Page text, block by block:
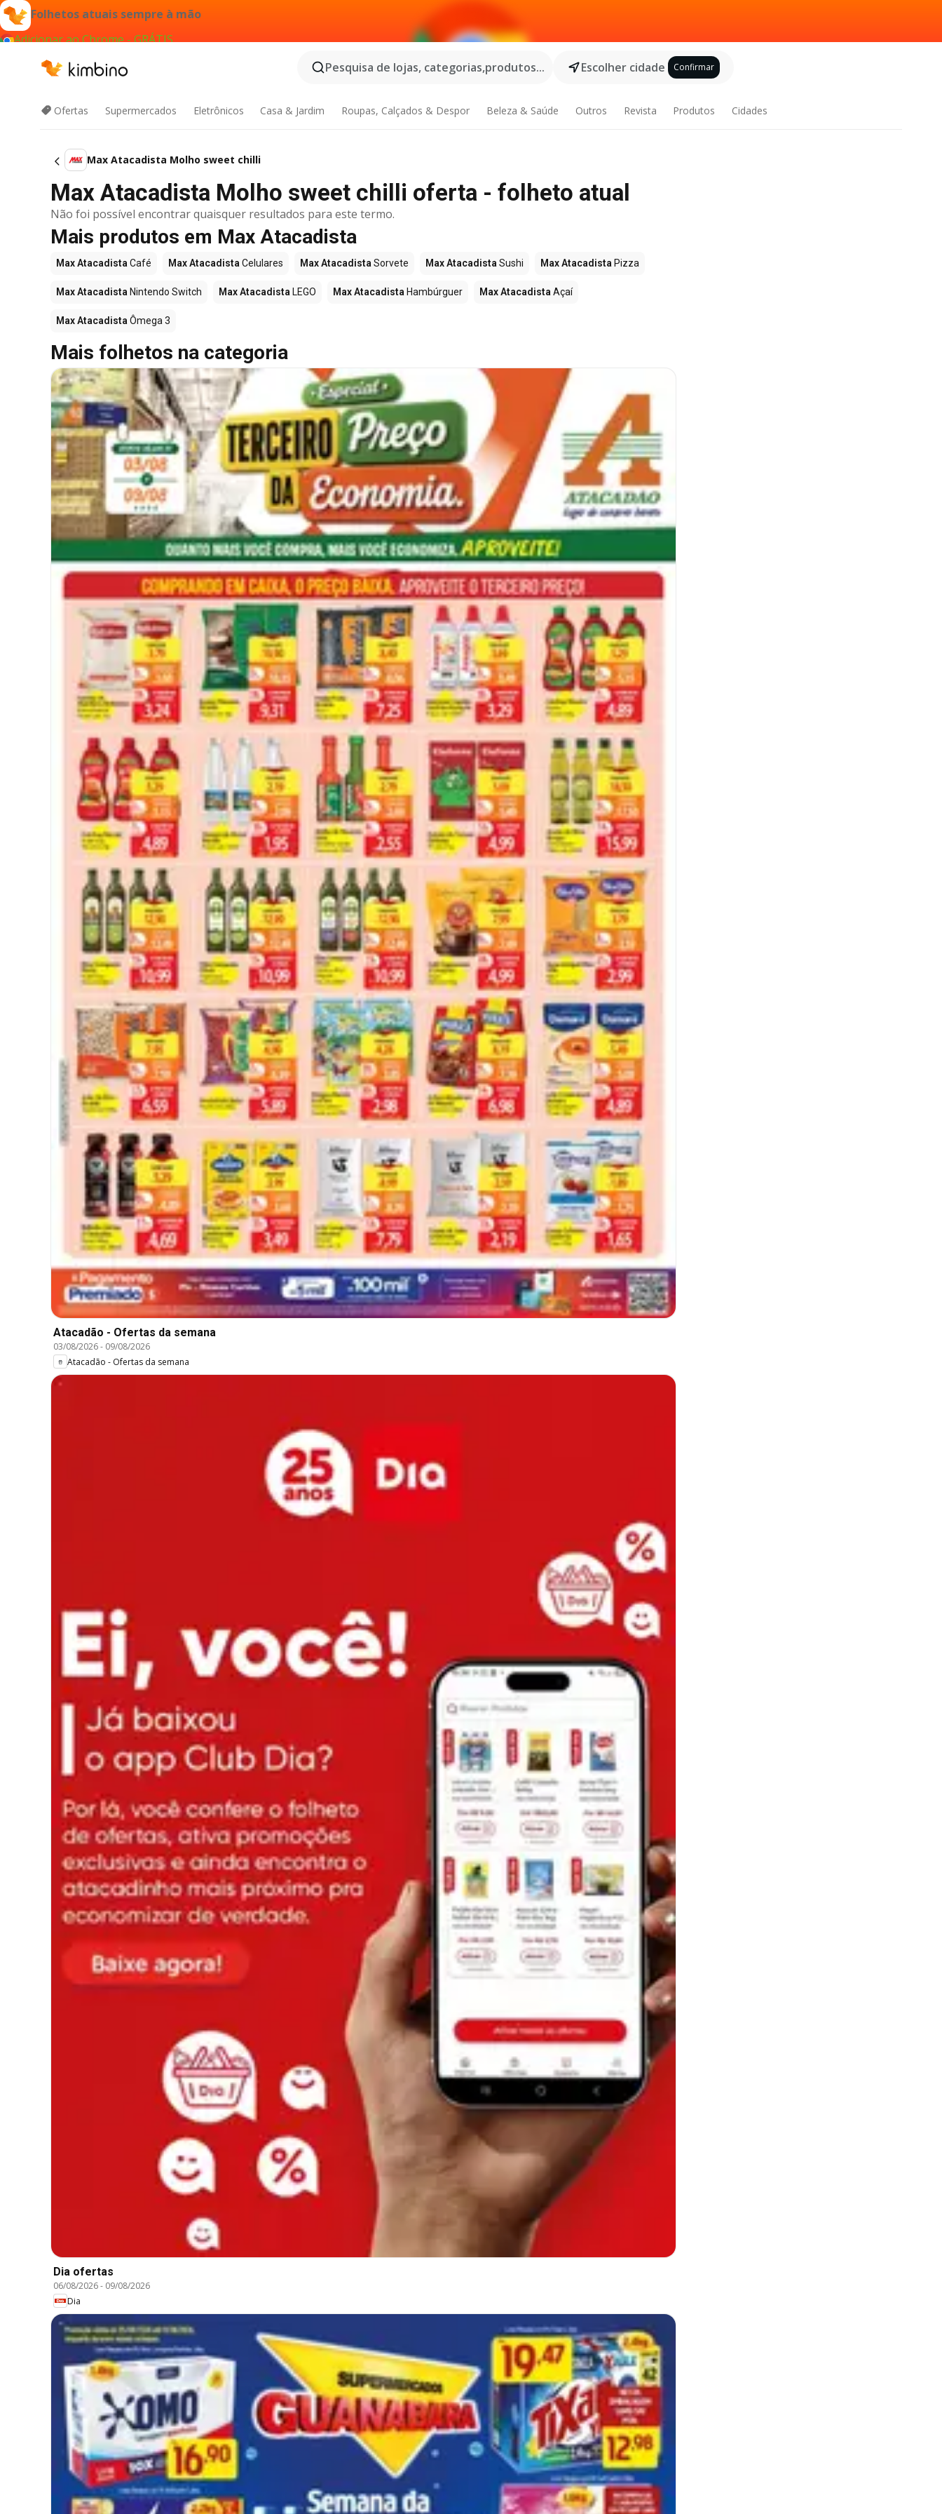
Folhetos atuais sempre à mão
Adicionar ao Chrome - GRÁTIS
Pesquisa de lojas, categorias,produtos...
Escolher cidade Confirmar
Ofertas Supermercados Eletrônicos Casa & Jardim Roupas, Calçados & Despor Beleza & Saúde Outros Revista Produtos Cidades
Max Atacadista Molho sweet chilli
Max Atacadista Molho sweet chilli oferta - folheto atual
Não foi possível encontrar quaisquer resultados para este termo.
Mais produtos em Max Atacadista
Max Atacadista Café Max Atacadista Celulares Max Atacadista Sorvete Max Atacadista Sushi Max Atacadista Pizza
Max Atacadista Nintendo Switch Max Atacadista LEGO Max Atacadista Hambúrguer Max Atacadista Açaí
Max Atacadista Ômega 3
Mais folhetos na categoria
Atacadão - Ofertas da semana
03/08/2026- 09/08/2026
Atacadão - Ofertas da semana
Dia ofertas
06/08/2026- 09/08/2026
Dia